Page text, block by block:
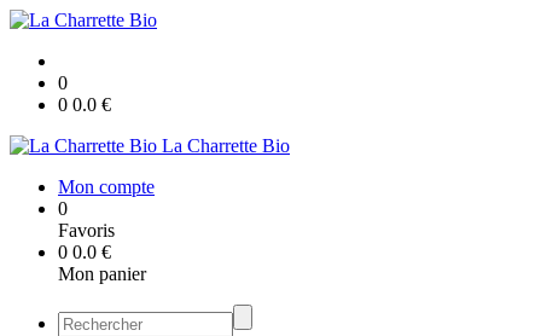
0
0 0.0 €
La Charrette Bio
Mon compte
0
Favoris
0 0.0 €
Mon panier